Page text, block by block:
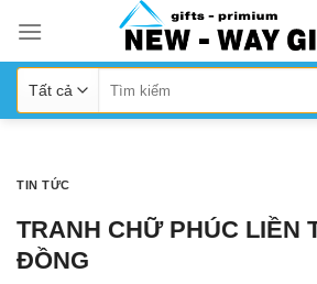
content
TIN TỨC
TRANH CHỮ PHÚC LIỀN
ĐỒNG